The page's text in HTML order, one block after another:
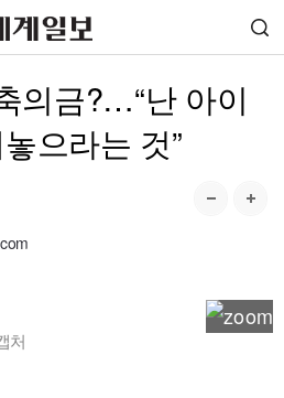
의금?…“난 아이
으라는 것”
처